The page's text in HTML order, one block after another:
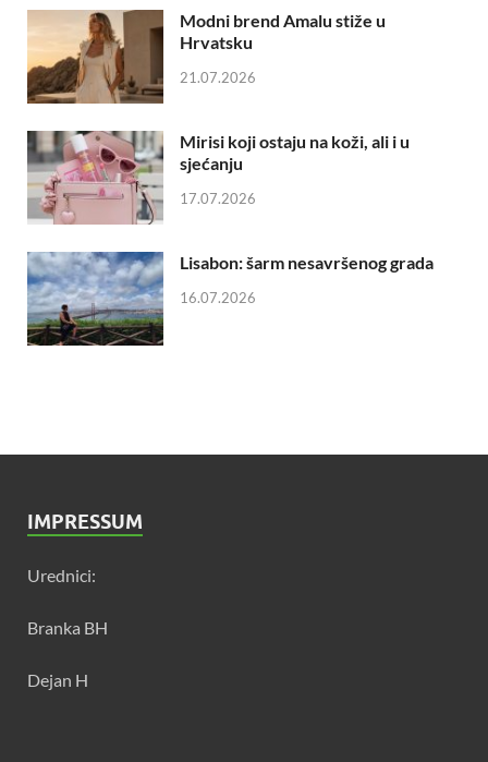
Modni brend Amalu stiže u
Hrvatsku
21.07.2026
Mirisi koji ostaju na koži, ali i u
sjećanju
17.07.2026
Lisabon: šarm nesavršenog grada
16.07.2026
IMPRESSUM
Urednici:
Branka BH
Dejan H